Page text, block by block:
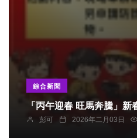
綜合新聞
「丙午迎春 旺馬奔騰」
彭可 2026年二月03日